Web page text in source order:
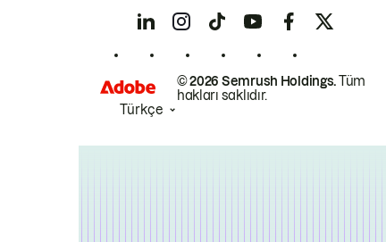
© 2026 Semrush Holdings.Tüm
hakları saklıdır.
Türkçe